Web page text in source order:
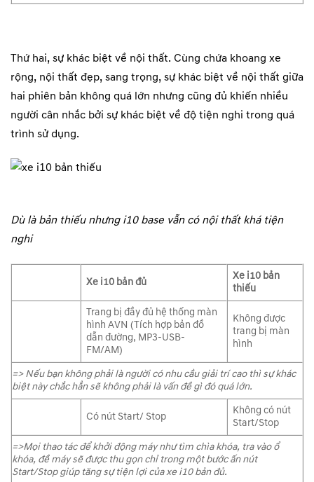
Thứ hai, sự khác biệt về nội thất. Cùng chứa khoang xe
rộng, nội thất đẹp, sang trọng, sự khác biệt về nội thất giữa
hai phiên bản không quá lớn nhưng cũng đủ khiến nhiều
người cân nhắc bởi sự khác biệt về độ tiện nghi trong quá
trình sử dụng.
Dù là bản thiếu nhưng i10 base vẫn có nội thất khá tiện
nghi
Xe i10 bản đủ
Xe i10 bản
thiếu
Trang bị đầy đủ hệ thống màn
hình AVN (Tích hợp bản đồ
dẫn đường, MP3-USB-
FM/AM)
Không được
trang bị màn
hình
=> Nếu bạn không phải là người có nhu cầu giải trí cao thì sự khác
biệt này chắc hẳn sẽ không phải là vấn đề gì đó quá lớn.
Có nút Start/ Stop
Không có nút
Start/Stop
=>Mọi thao tác để khởi động máy như tìm chìa khóa, tra vào ổ
khóa, đề máy sẽ được thu gọn chỉ trong một bước ấn nút
Start/Stop giúp tăng sự tiện lợi của xe i10 bản đủ.